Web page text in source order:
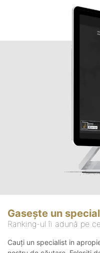
Gasește un
Ranking-ul îi adună pe
Cauți un specialist in